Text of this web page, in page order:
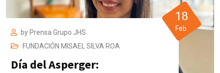
by Prensa Grupo JHS
FUNDACIÓN MISAEL SILVA ROA
Día del Asperger:
18
Feb